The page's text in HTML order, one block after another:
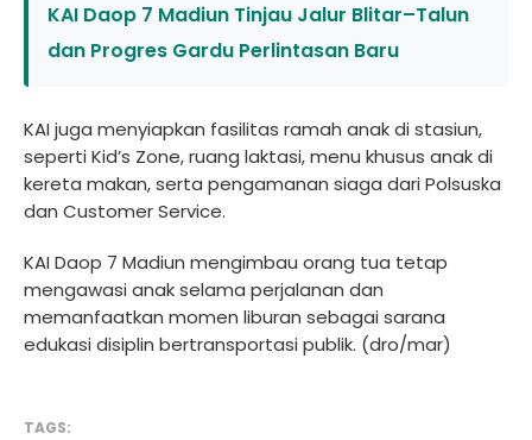
KAI Daop 7 Madiun Tinjau Jalur Blitar–Talun
dan Progres Gardu Perlintasan Baru
KAI juga menyiapkan fasilitas ramah anak di stasiun,
seperti Kid’s Zone, ruang laktasi, menu khusus anak di
kereta makan, serta pengamanan siaga dari Polsuska
dan Customer Service.
KAI Daop 7 Madiun mengimbau orang tua tetap
mengawasi anak selama perjalanan dan
memanfaatkan momen liburan sebagai sarana
edukasi disiplin bertransportasi publik. (dro/mar)
TAGS: